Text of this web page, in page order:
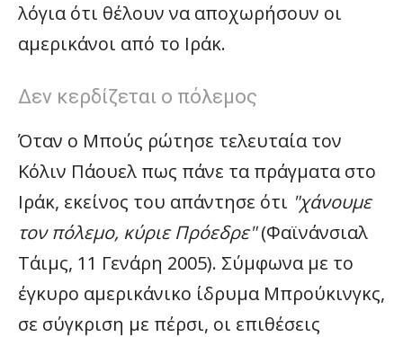
λόγια ότι θέλουν να αποχωρήσουν οι
αμερικάνοι από το Ιράκ.
Δεν κερδίζεται ο πόλεμος
Όταν ο Μπούς ρώτησε τελευταία τον
Κόλιν Πάουελ πως πάνε τα πράγματα στο
Ιράκ, εκείνος του απάντησε ότι "χάνουμε
τον πόλεμο, κύριε Πρόεδρε"(Φαϊνάνσιαλ
Τάιμς, 11 Γενάρη 2005). Σύμφωνα με το
έγκυρο αμερικάνικο ίδρυμα Μπρούκινγκς,
σε σύγκριση με πέρσι, οι επιθέσεις